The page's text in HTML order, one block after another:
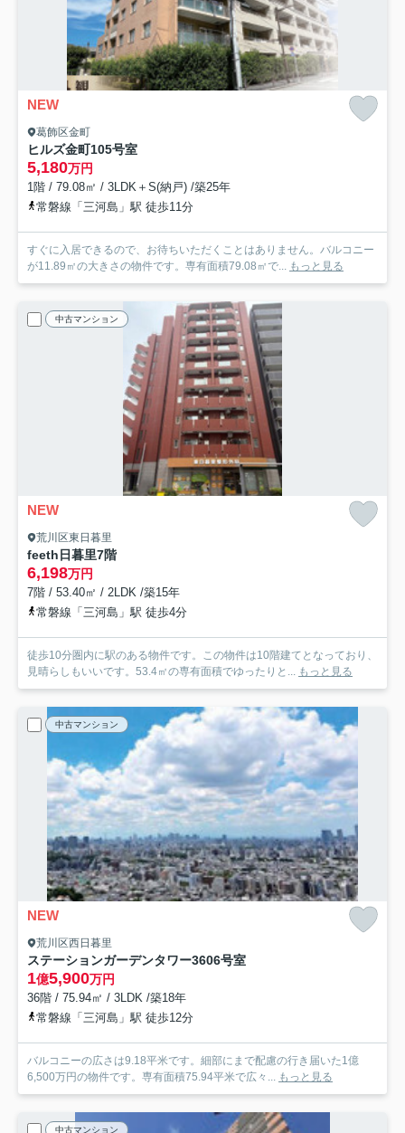
NEW
葛飾区金町
ヒルズ金町105号室
5,180万円
1階 / 79.08㎡ / 3LDK＋S(納戸) /築25年
常磐線「三河島」駅 徒歩11分
すぐに入居できるので、お待ちいただくことはありません。バルコニー
が11.89㎡の大きさの物件です。専有面積79.08㎡で... もっと見る
中古マンション
NEW
荒川区東日暮里
feeth日暮里7階
6,198万円
7階 / 53.40㎡ / 2LDK /築15年
常磐線「三河島」駅 徒歩4分
徒歩10分圏内に駅のある物件です。この物件は10階建てとなっており、
見晴らしもいいです。53.4㎡の専有面積でゆったりと... もっと見る
中古マンション
NEW
荒川区西日暮里
ステーションガーデンタワー3606号室
1億5,900万円
36階 / 75.94㎡ / 3LDK /築18年
常磐線「三河島」駅 徒歩12分
バルコニーの広さは9.18平米です。細部にまで配慮の行き届いた1億
6,500万円の物件です。専有面積75.94平米で広々... もっと見る
中古マンション